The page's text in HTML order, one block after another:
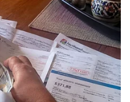
Podcast
Câu chuyện thời sự
Đọc truyện đêm khuya
Cửa sổ tình yêu
Kể chuyện cho bé
Hạt giống tâm hồn